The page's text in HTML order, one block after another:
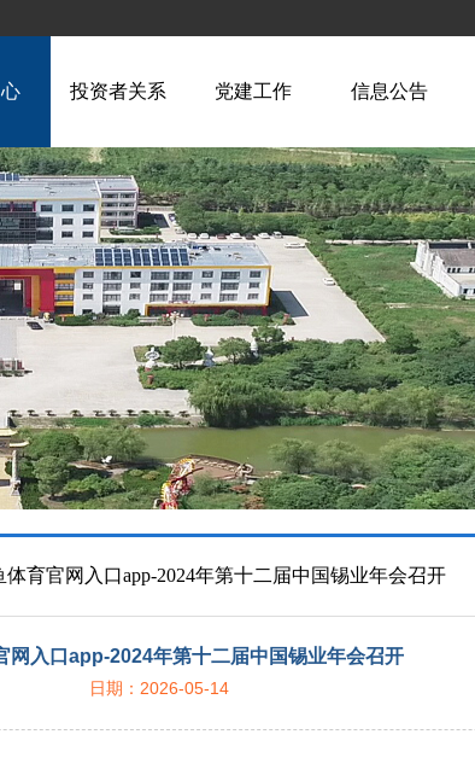
投资者关系 党建工作 信息公告
体育官网入口app-2024年第十二届中国锡业年会召开
网入口app-2024年第十二届中国锡业年会召开
日期：2026-05-14